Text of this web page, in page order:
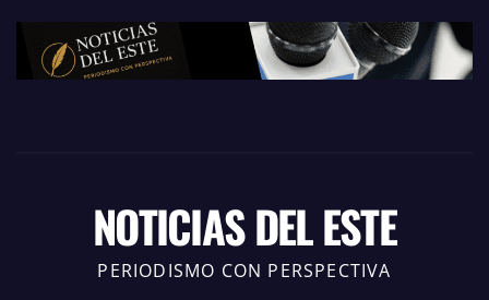
NOTICIAS DEL ESTE
PERIODISMO CON PERSPECTIVA